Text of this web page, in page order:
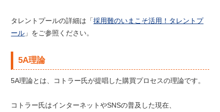
タレントプールの詳細は「採用難のいまこそ活用！タレントプ
ール 」をご参照ください。
5A理論
5A理論とは、コトラー氏が提唱した購買プロセスの理論です。
コトラー氏はインターネットやSNSの普及した現在、